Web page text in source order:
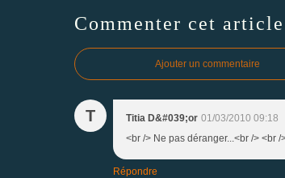
Commenter cet article
Ajouter un commentaire
T Titia D&#039;or 01/03/2010 09:18
<br /> Ne pas déranger...<br /> <br /
Répondre